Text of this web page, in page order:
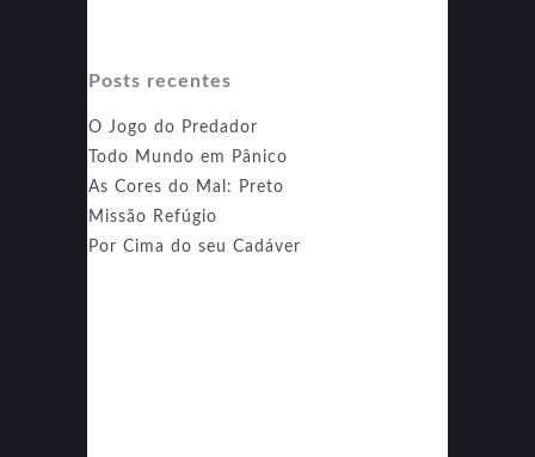
Posts recentes
O Jogo do Predador
Todo Mundo em Pânico
As Cores do Mal: Preto
Missão Refúgio
Por Cima do seu Cadáver